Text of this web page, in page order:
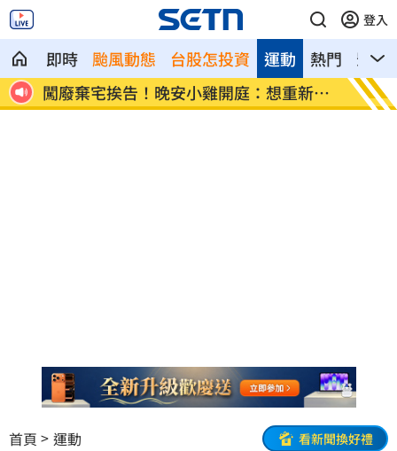
登入
即時 颱風動態 台股怎投資 熱門 影音
運動
人
闖廢棄宅挨告！晚安小雞開庭：想重新做
人
翁曉
首頁 運動 看新聞換好禮